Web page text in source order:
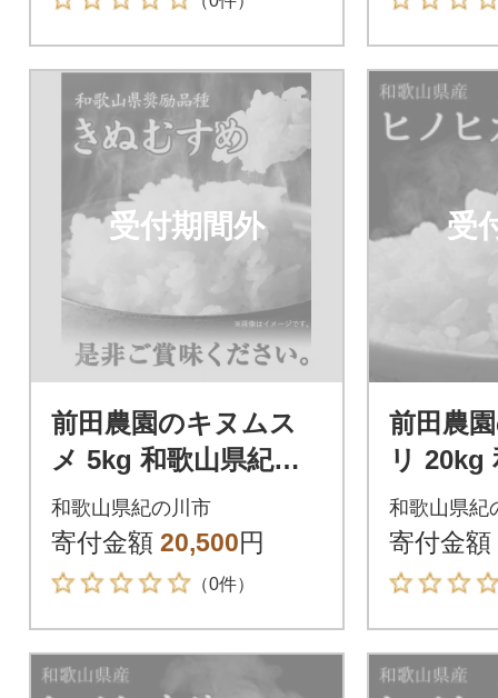
受付期間外
前田農園のキヌムス
メ 5kg 和歌山県紀の
川市【白米】
和歌山県紀の川市
寄付金額 20,500円
（0件）
受
前田農
リ 20kg
川市【
和歌山県紀
寄付金額